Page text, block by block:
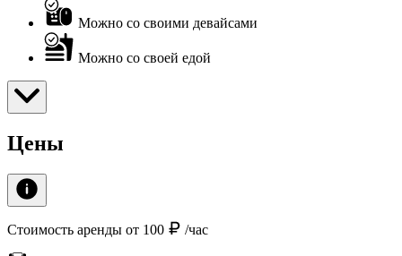
Можно со своими девайсами
Можно со своей едой
Цены
Стоимость аренды от 100 /час